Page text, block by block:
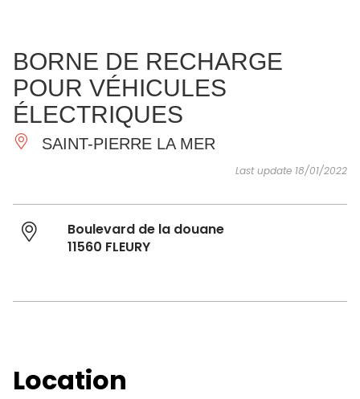
ESSENTIAL
AND
DO
INSPIRATIONS AGENDA
BORNE DE RECHARGE
POUR VÉHICULES
ÉLECTRIQUES
SAINT-PIERRE LA MER
Last update 18/01/2022
Boulevard de la douane
11560 FLEURY
Location